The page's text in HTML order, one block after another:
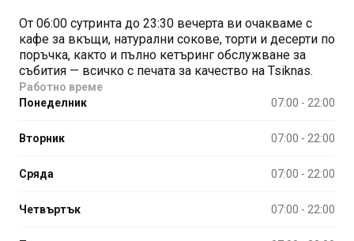
От 06:00 сутринта до 23:30 вечерта ви очакваме с
кафе за вкъщи, натурални сокове, торти и десерти по
поръчка, както и пълно кетъринг обслужване за
събития — всичко с печата за качество на Tsiknas.
Работно време
Понеделник
07:00 - 22:00
Вторник 07:00 - 22:00
Сряда 07:00 - 22:00
Четвъртък 07:00 - 22:00